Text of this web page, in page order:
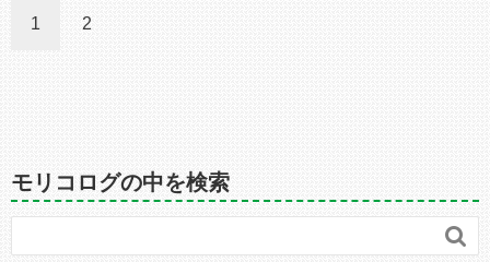
1 2
モリコログの中を検索
